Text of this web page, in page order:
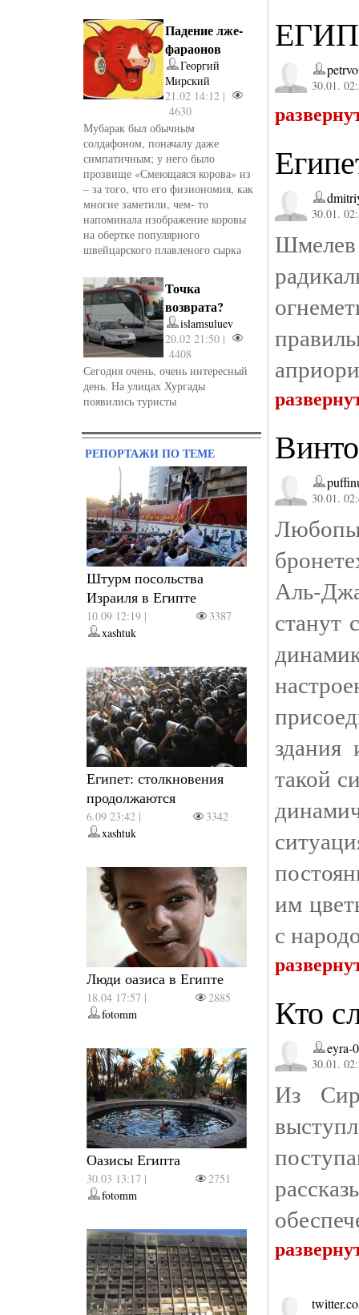
Падение лже-
фараонов
Георгий
Мирский
21.02 14:12 |
4630
Мубарак был обычным
солдафоном, поначалу даже
симпатичным; у него было
прозвище «Смеющаяся корова» из
– за того, что его физиономия, как
многие заметили, чем- то
напоминала изображение коровы
на обертке популярного
швейцарского плавленого сырка
Точка
возврата?
islamsuluev
20.02 21:50 |
4408
Сегодня очень, очень интересный
день. На улицах Хургады
появились туристы
РЕПОРТАЖИ ПО ТЕМЕ
Штурм посольства
Израиля в Египте
10.09 12:19 |
3387
xashtuk
Египет: столкновения
продолжаются
6.09 23:42 |
3342
xashtuk
Люди оазиса в Египте
18.04 17:57 |
2885
fotomm
Оазисы Египта
30.03 13:17 |
2751
fotomm
30.01.
30.01.
30.01.
Аль-
станут
такой
им
с
Кто
eyra-
30.01.
Из